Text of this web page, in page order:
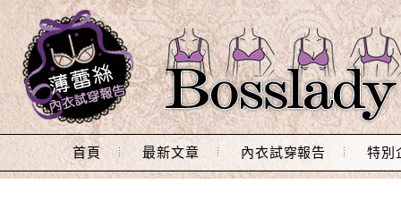
Main Menu
首頁 最新文章 內衣試穿報告 特別